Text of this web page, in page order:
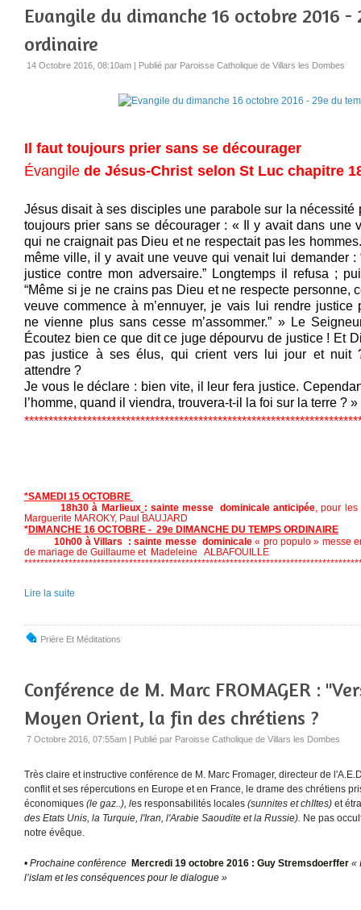
Evangile du dimanche 16 octobre 2016 -
ordinaire
14 Octobre 2016, 08:10am | Publié par Paroisse Catholique de Villars les Dombes
Il faut toujours prier sans se décourager
Évangile de Jésus-Christ selon St Luc
Jésus disait à ses disciples une parabole sur la nécessité
toujours prier sans se décourager : « Il y avait dans une
qui ne craignait pas Dieu et ne respectait pas les
même ville, il y avait une veuve qui venait lui demander :
justice contre mon adversaire.” Longtemps il refusa ;
“Même si je ne crains pas Dieu et ne respecte personne,
veuve commence à m’ennuyer, je vais lui rendre justice
ne vienne plus sans cesse m’assommer.” » Le
Écoutez bien ce que dit ce juge dépourvu de justice ! Et
pas justice à ses élus, qui crient vers lui jour et nuit
attendre ?
Je vous le déclare : bien vite, il leur fera justice.
l’homme, quand il viendra, trouvera-t-il la foi sur la terre ? »
*SAMEDI 15 OCTOBRE
18h30 à Marlieux : sainte messe dominicale anticipée, pour les
Marguerite MAROKY, Paul BAUJARD
*DIMANCHE 16 OCTOBRE - 29e DIMANCHE DU TEMPS ORDINAIRE
10h00 à Villars : sainte messe dominicale« pro populo » messe
de mariage de Guillaume et Madeleine ALBAFOUILLE
Lire la suite
Prière Et Méditations
Conférence de M. Marc FROMAGER :
Moyen Orient, la fin des chrétiens ?
7 Octobre 2016, 07:55am Publié par Paroisse Catholique de Villars les Dombes
Très claire et instructive conférence de M. Marc Fromager, directeur de
conflit et ses répercutions en Europe et en France, le drame des chrétiens
économiques (le gaz..), les responsabilités locales (sunnites et chIItes) et
des Etats Unis, la Turquie, l'Iran, l'Arabie Saoudite et la Russie). Ne pas
notre évêque.
• Prochaine conférence Mercredi 19 octobre 2016 : Guy Stremsdoerffer «
l’islam et les conséquences pour le dialogue »